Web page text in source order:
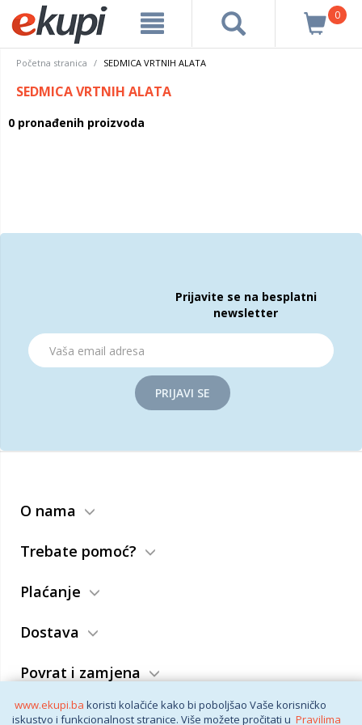
www.ekupi.ba koristi kolačiće kako bi poboljšao Vaše korisničko
iskustvo i funkcionalnost stranice. Više možete pročitati u Pravilima
0
Početna stranica SEDMICA VRTNIH ALATA
SEDMICA VRTNIH ALATA
0 pronađenih proizvoda
Prijavite se na besplatni
newsletter
PRIJAVI SE
O nama
Trebate pomoć?
Plaćanje
Dostava
Povrat i zamjena
Opći uslovi